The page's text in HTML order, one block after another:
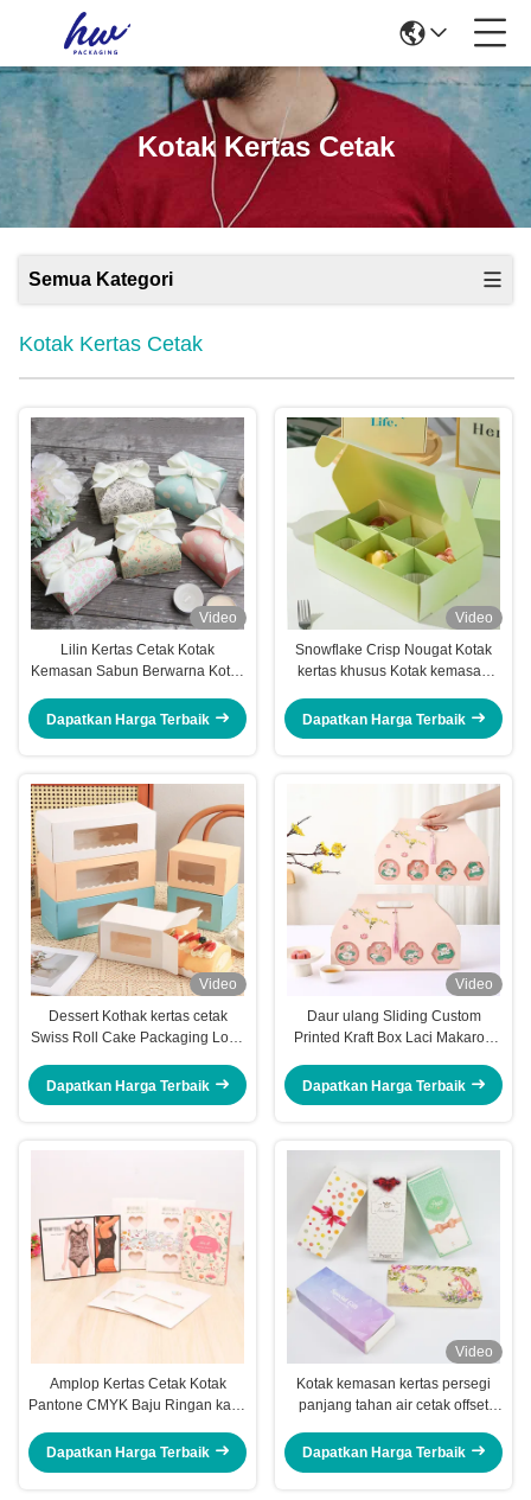
Kotak Kertas Cetak
Semua Kategori
Kotak Kertas Cetak
Video
Lilin Kertas Cetak Kotak
Kemasan Sabun Berwarna Kotak
Dapatkan Harga Terbaik
Video
Snowflake Crisp Nougat Kotak
kertas khusus Kotak kemasan
Dapatkan Harga Terbaik
Video
Dessert Kothak kertas cetak
Swiss Roll Cake Packaging Logo
Dapatkan Harga Terbaik
Video
Daur ulang Sliding Custom
Printed Kraft Box Laci Makaron
Dapatkan Harga Terbaik
Amplop Kertas Cetak Kotak
Pantone CMYK Baju Ringan kaus
Dapatkan Harga Terbaik
Video
Kotak kemasan kertas persegi
panjang tahan air cetak offset
Dapatkan Harga Terbaik